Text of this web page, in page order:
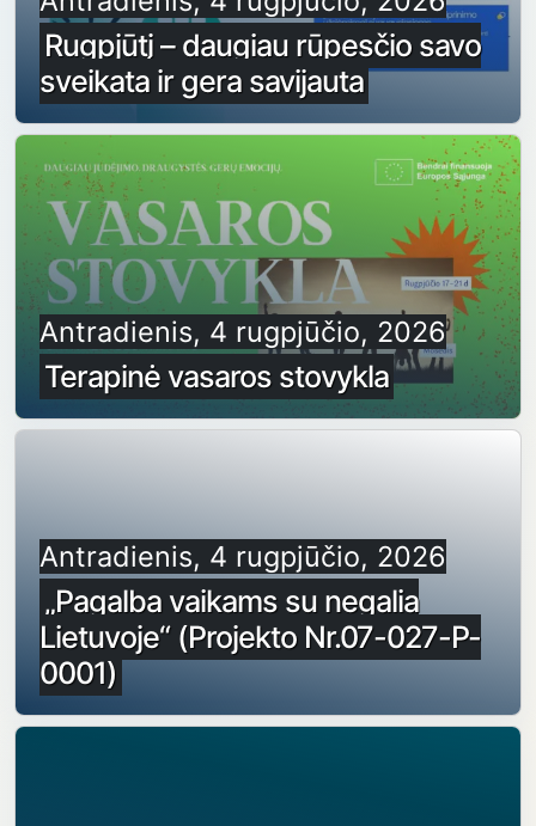
Rugpjūtį – daugiau rūpesčio savo
sveikata ir gera savijauta
Antradienis, 4 rugpjūčio, 2026
Terapinė vasaros stovykla
Antradienis, 4 rugpjūčio, 2026
„Pagalba vaikams su negalia
Lietuvoje“ (Projekto Nr.07-027-P-
0001)